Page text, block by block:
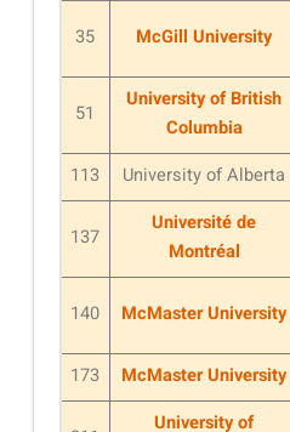
McGill University
35
University of British
Columbia
51
University of Alberta
113
Université de
Montréal
137
McMaster University
140
McMaster University
173
University of